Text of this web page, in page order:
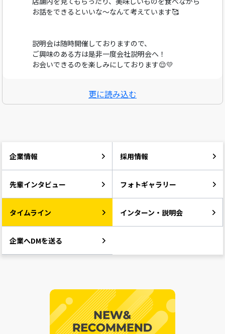
お話をできるといいな～なんて考えています🥰
説明会は随時開催しておりますので、
ご興味のある方は是非一度会社説明会へ！
お会いできるのを楽しみにしております😌💛
更に読み込む
企業情報 採用情報
先輩インタビュー フォトギャラリー
タイムライン インターン・説明会
企業へDMを送る